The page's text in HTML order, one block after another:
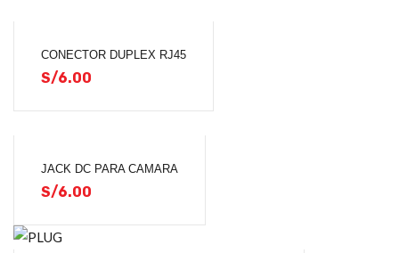
CONECTOR DUPLEX RJ45
S/6.00
JACK DC PARA CAMARA
S/6.00